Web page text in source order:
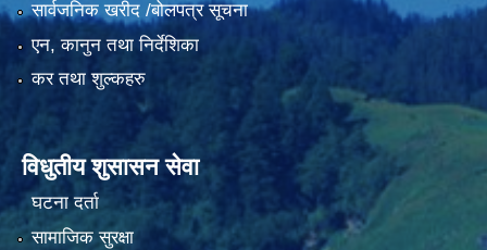
सार्वजनिक खरीद /बोलपत्र सूचना
एन, कानुन तथा निर्देशिका
कर तथा शुल्कहरु
विधुतीय शुसासन सेवा
घटना दर्ता
सामाजिक सुरक्षा